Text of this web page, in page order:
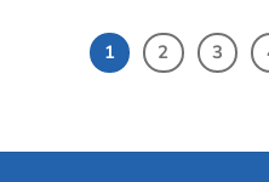
1 2 3